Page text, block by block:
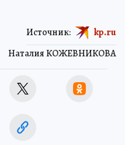
Наталия КОЖЕВНИКОВА
Источник: kp.ru